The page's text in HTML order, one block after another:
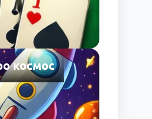
космос